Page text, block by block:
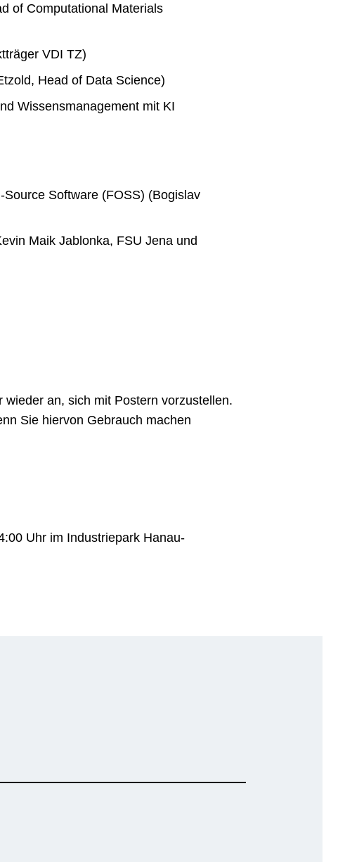
of Computational Materials
VDI TZ)
Head of Data Science)
Wissensmanagement mit KI
Software (FOSS) (Bogislav
Maik Jablonka, FSU Jena und
an, sich mit Postern vorzustellen.
Sie hiervon Gebrauch machen
Uhr im Industriepark Hanau-